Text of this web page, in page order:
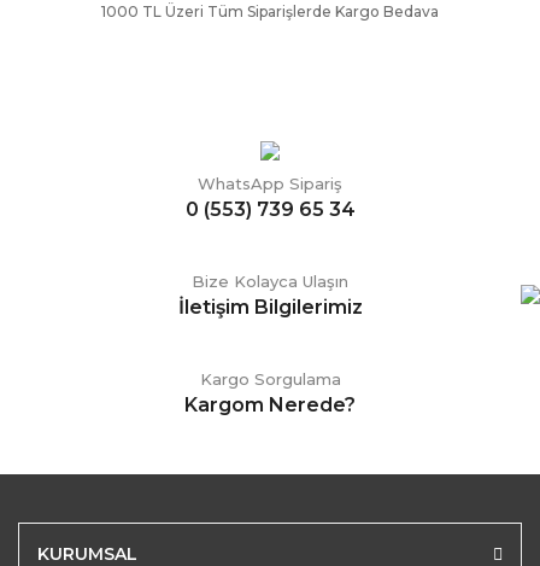
1000 TL Üzeri Tüm Siparişlerde Kargo Bedava
WhatsApp Sipariş
0 (553) 739 65 34
Bize Kolayca Ulaşın
İletişim Bilgilerimiz
Kargo Sorgulama
Kargom Nerede?
KURUMSAL